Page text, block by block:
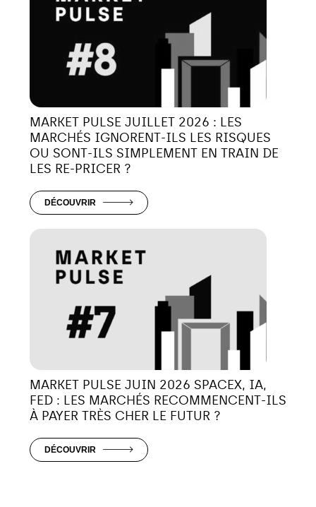
MARKET PULSE JUILLET 2026 : LES
MARCHÉS IGNORENT-ILS LES RISQUES
OU SONT-ILS SIMPLEMENT EN TRAIN DE
LES RE-PRICER ?
DÉCOUVRIR
MARKET PULSE JUIN 2026 SPACEX, IA,
FED : LES MARCHÉS RECOMMENCENT-ILS
À PAYER TRÈS CHER LE FUTUR ?
DÉCOUVRIR